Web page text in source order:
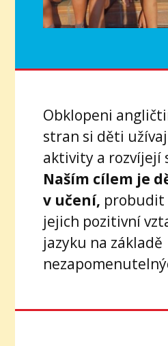
Obklopeni
stran si děti
aktivity a rozvíjejí
Naším cílem je
v učení, probudit
jejich pozitivní
jazyku na základě